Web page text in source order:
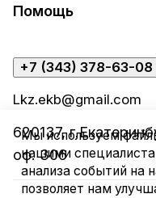
Помощь
+7 (343) 378-63-08
Lkz.ekb@gmail.com
620137,
оф. 306
Мы используем
нашими
анализа событий на
позволяет нам